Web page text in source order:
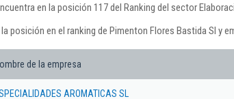
en la posición 117 del Ranking del sector
posición en el ranking de Pimenton Flores Bastida Sl y
de la empresa
AROMATICAS SL